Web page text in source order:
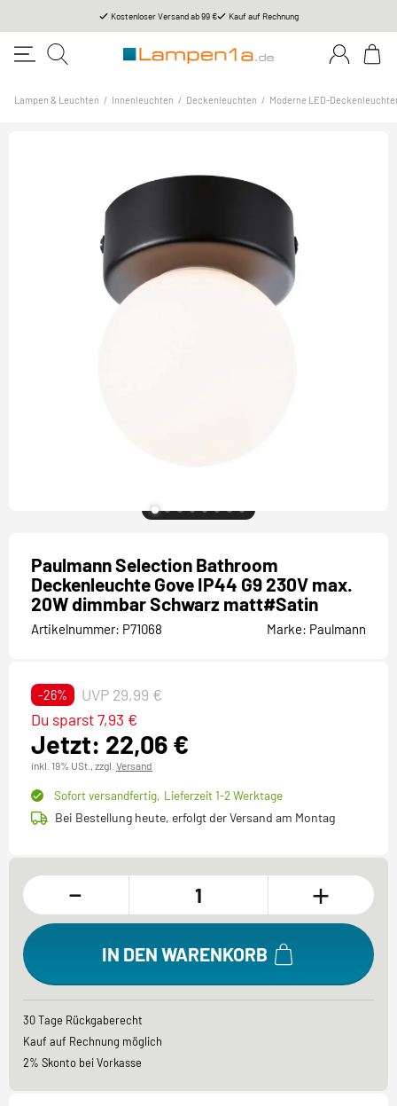
Kostenloser Versand ab 99 € Kauf auf Rechnung
Lampen & Leuchten / Innenleuchten / Deckenleuchten / Moderne LED-
Paulmann Selection Bathroom
Deckenleuchte Gove IP44 G9 230V max.
20W dimmbar Schwarz matt#Satin
Artikelnummer: P71068 Marke: Paulmann
-26% UVP 29,99 €
Jetzt: 22,06 €
Du sparst 7,93 €
inkl. 19% USt., zzgl. Versand
Sofort versandfertig, Lieferzeit 1-2 Werktage
Bei Bestellung heute, erfolgt der Versand am Montag
- +
IN DEN WARENKORB
30 Tage Rückgaberecht
Kauf auf Rechnung möglich
2% Skonto bei Vorkasse